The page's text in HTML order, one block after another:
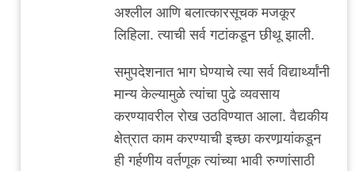
अश्लील आणि बलात्कारसूचक मजकूर
लिहिला. त्याची सर्व गटांकडून छीथू झाली.
समुपदेशनात भाग घेण्याचे त्या सर्व विद्यार्थ्यांनी
मान्य केल्यामुळे त्यांचा पुढे व्यवसाय
करण्यावरील रोख उठविण्यात आला. वैद्यकीय
क्षेत्रात काम करण्याची इच्छा करणार्‍यांकडून
ही गर्हणीय वर्तणूक त्यांच्या भावी रुग्णांसाठी